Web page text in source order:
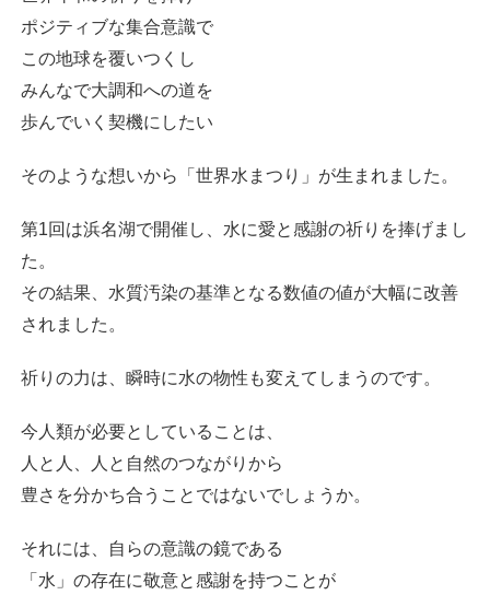
ポジティブな集合意識で
この地球を覆いつくし
みんなで大調和への道を
歩んでいく契機にしたい
そのような想いから 「世界水まつり」が生まれました。
第1回は浜名湖で開催し、 水に愛と感謝の祈りを捧げまし
た。
その結果、水質汚染の基準となる数値の値が大幅に改善
されました。
祈りの力は、瞬時に水の物性も変えてしまうのです。
今人類が必要としていることは、
人と人、人と自然のつながりから
豊さを分かち合うことではないでしょうか。
それには、自らの意識の鏡である
「水」の存在に敬意と感謝を持つことが